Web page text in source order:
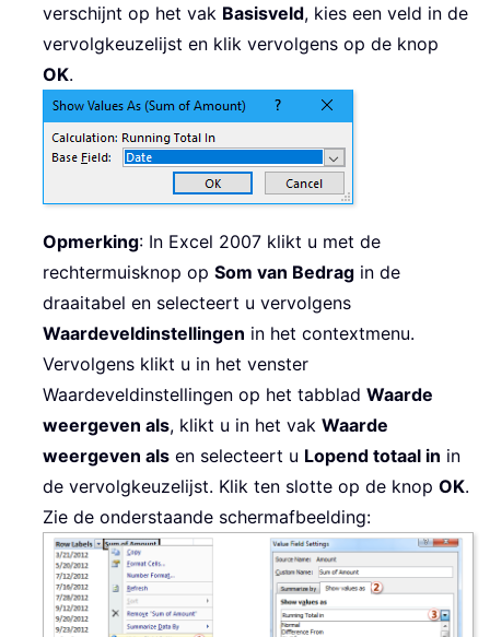
verschijnt op het vak Basisveld, kies een veld in de
vervolgkeuzelijst en klik vervolgens op de knop
OK.
Opmerking: In Excel 2007 klikt u met de
rechtermuisknop op Som van Bedrag in de
draaitabel en selecteert u vervolgens
Waardeveldinstellingen in het contextmenu.
Vervolgens klikt u in het venster
Waardeveldinstellingen op het tabblad Waarde
weergeven als, klikt u in het vak Waarde
weergeven als en selecteert u Lopend totaal in in
de vervolgkeuzelijst. Klik ten slotte op de knop OK.
Zie de onderstaande schermafbeelding: